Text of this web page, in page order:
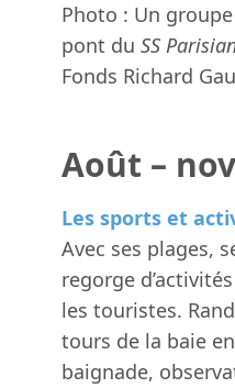
Photo : Un
pont du SS
Fonds Richard
Août –
Les sports et
Avec ses plages,
regorge
les touristes.
tours de la baie
baignade,